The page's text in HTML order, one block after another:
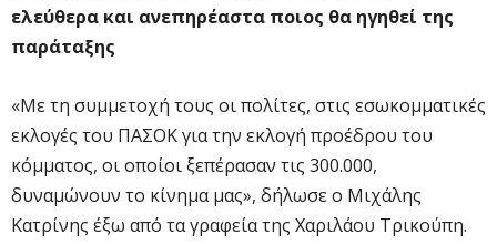
ελεύθερα και ανεπηρέαστα ποιος θα ηγηθεί της
παράταξης
«Με τη συμμετοχή τους οι πολίτες, στις εσωκομματικές
εκλογές του ΠΑΣΟΚ για την εκλογή προέδρου του
κόμματος, οι οποίοι ξεπέρασαν τις 300.000,
δυναμώνουν το κίνημα μας», δήλωσε ο Μιχάλης
Κατρίνης έξω από τα γραφεία της Χαριλάου Τρικούπη.